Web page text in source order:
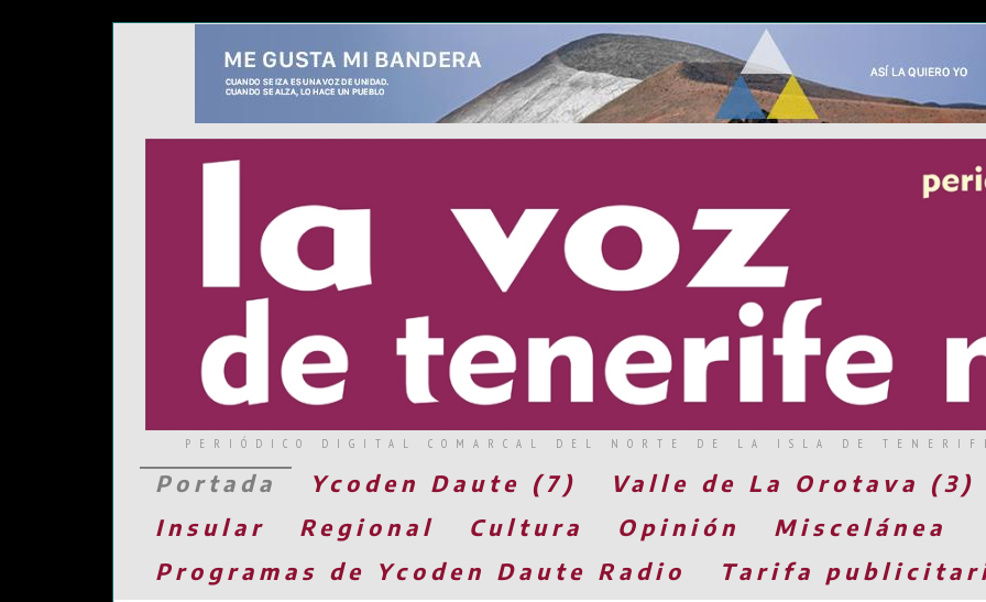
PERIÓDICO DIGITAL COMARCAL DEL NORTE DE LA ISLA DE
Portada Ycoden Daute (7)
Valle de La Orotava (3)
Insular
Regional Cultura Opinión
Miscelánea
Programas de Ycoden Daute Radio
Tarifa